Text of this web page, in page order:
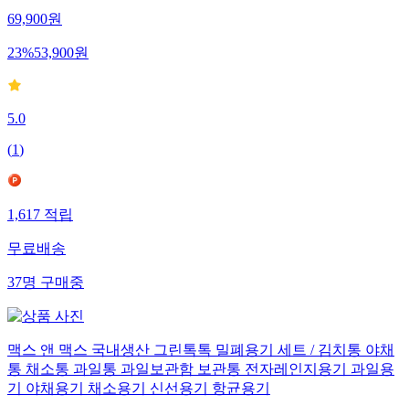
69,900원
23%53,900원
5.0
(1)
1,617적립
무료배송
37명구매중
맥스 앤 맥스 국내생산 그린톡톡 밀폐용기 세트 / 김치통 야채
통 채소통 과일통 과일보관함 보관통 전자레인지용기 과일용
기 야채용기 채소용기 신선용기 항균용기